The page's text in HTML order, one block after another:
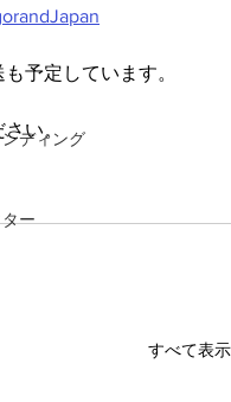
ディング
ー
予定しています。
い。
すべて表示